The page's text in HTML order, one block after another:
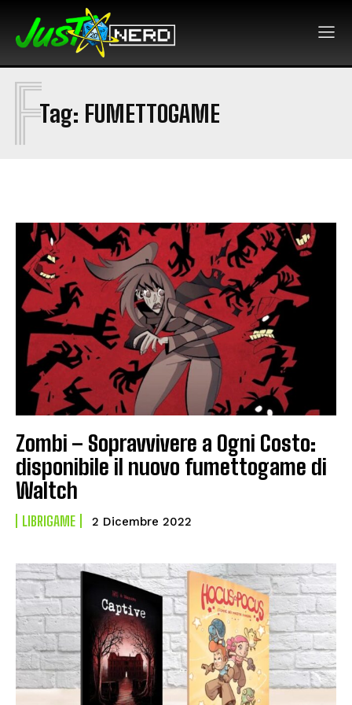
Tag: FUMETTOGAME
F
Zombi – Sopravvivere a Ogni Costo:
disponibile il nuovo fumettogame di
Waltch
LIBRIGAME 2 Dicembre 2022